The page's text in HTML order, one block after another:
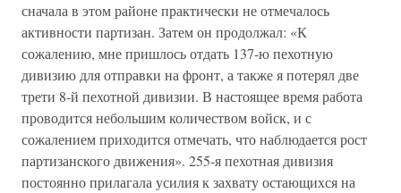
сначала в этом районе практически не отмечалось
активности партизан. Затем он продолжал: «К
сожалению, мне пришлось отдать 137-ю пехотную
дивизию для отправки на фронт, а также я потерял две
трети 8-й пехотной дивизии. В настоящее время работа
проводится небольшим количеством войск, и с
сожалением приходится отмечать, что наблюдается рост
партизанского движения». 255-я пехотная дивизия
постоянно прилагала усилия к захвату остающихся на